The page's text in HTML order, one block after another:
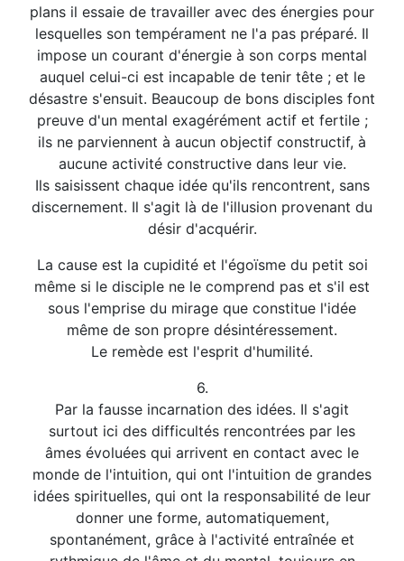
plans il essaie de travailler avec des énergies pour
lesquelles son tempérament ne l'a pas préparé. Il
impose un courant d'énergie à son corps mental
auquel celui-ci est incapable de tenir tête ; et le
désastre s'ensuit. Beaucoup de bons disciples font
preuve d'un mental exagérément actif et fertile ;
ils ne parviennent à aucun objectif constructif, à
aucune activité constructive dans leur vie.
Ils saisissent chaque idée qu'ils rencontrent, sans
discernement. Il s'agit là de l'illusion provenant du
désir d'acquérir.
La cause est la cupidité et l'égoïsme du petit soi
même si le disciple ne le comprend pas et s'il est
sous l'emprise du mirage que constitue l'idée
même de son propre désintéressement.
Le remède est l'esprit d'humilité.
6.
Par la fausse incarnation des idées. Il s'agit
surtout ici des difficultés rencontrées par les
âmes évoluées qui arrivent en contact avec le
monde de l'intuition, qui ont l'intuition de grandes
idées spirituelles, qui ont la responsabilité de leur
donner une forme, automatiquement,
spontanément, grâce à l'activité entraînée et